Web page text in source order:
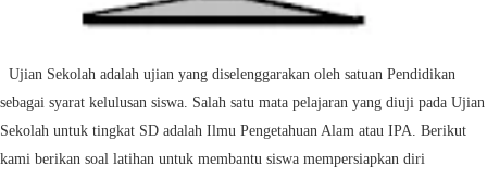
Ujian Sekolah adalah ujian yang diselenggarakan oleh satuan Pendidikan
sebagai syarat kelulusan siswa. Salah satu mata pelajaran yang diuji pada Ujian
Sekolah untuk tingkat SD adalah Ilmu Pengetahuan Alam atau IPA. Berikut
kami berikan soal latihan untuk membantu siswa mempersiapkan diri